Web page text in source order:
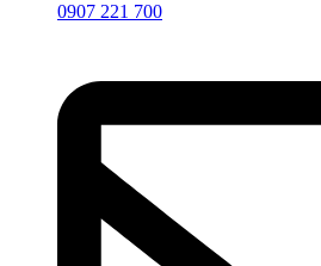
0907 221 700